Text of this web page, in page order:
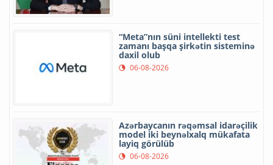
“Meta”nın süni intellekti test
zamanı başqa şirkətin sisteminə
daxil olub
06-08-2026
Azərbaycanın rəqəmsal idarəçilik
model iki beynəlxalq mükafata
layiq görülüb
06-08-2026